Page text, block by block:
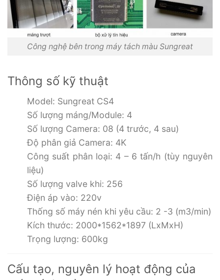
Công nghệ bên trong máy tách màu Sungreat
Thông số kỹ thuật
Model: Sungreat CS4
Số lượng máng/Module: 4
Số lượng Camera: 08 (4 trước, 4 sau)
Độ phân giả Camera: 4K
Công suất phân loại: 4 – 6 tấn/h (tùy nguyên
liệu)
Số lượng valve khi: 256
Điện áp vào: 220v
Thống số máy nén khi yêu cầu: 2 -3 (m3/min)
Kích thước: 2000*1562*1897 (LxMxH)
Trọng lượng: 600kg
Cấu tạo, nguyên lý hoạt động của